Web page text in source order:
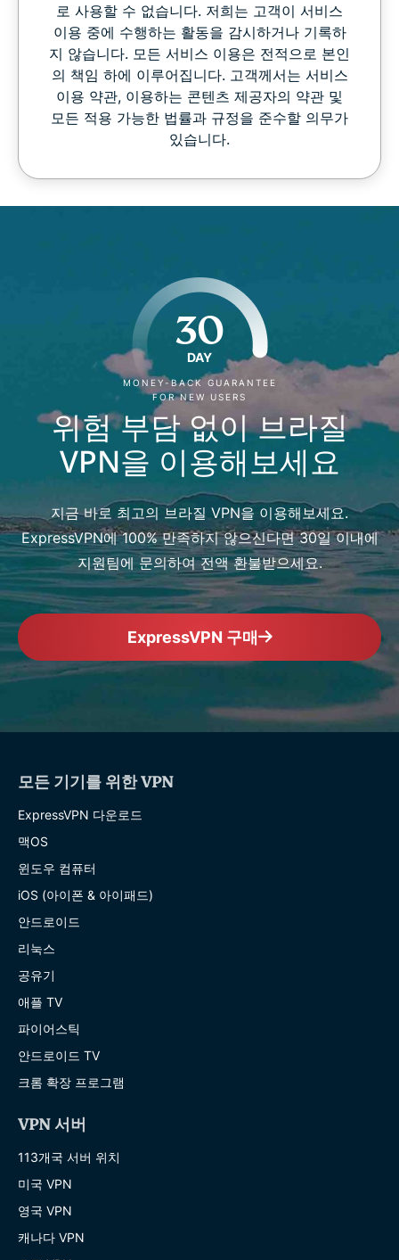
로 사용할 수 없습니다. 저희는 고객이 서비스
이용 중에 수행하는 활동을 감시하거나 기록하
지 않습니다. 모든 서비스 이용은 전적으로 본인
의 책임 하에 이루어집니다. 고객께서는 서비스
이용 약관, 이용하는 콘텐츠 제공자의 약관 및
모든 적용 가능한 법률과 규정을 준수할 의무가
있습니다.
30
DAY
MONEY-BACK GUARANTEE
FOR NEW USERS
위험 부담 없이 브라질
VPN을 이용해보세요
지금 바로 최고의 브라질 VPN을 이용해보세요.
ExpressVPN에 100% 만족하지 않으신다면 30일 이내에
지원팀에 문의하여 전액 환불받으세요.
ExpressVPN 구매
모든 기기를 위한 VPN
ExpressVPN 다운로드
맥OS
윈도우 컴퓨터
iOS (아이폰 & 아이패드)
안드로이드
리눅스
공유기
애플 TV
파이어스틱
안드로이드 TV
크롬 확장 프로그램
VPN 서버
113개국 서버 위치
미국 VPN
영국 VPN
캐나다 VPN